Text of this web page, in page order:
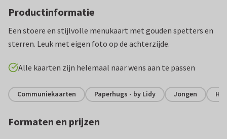
Productinformatie
Een stoere en stijlvolle menukaart met gouden spetters en
sterren. Leuk met eigen foto op de achterzijde.
Alle kaarten zijn helemaal naar wens aan te passen
Communiekaarten Paperhugs - by Lidy Jongen
Formaten en prijzen